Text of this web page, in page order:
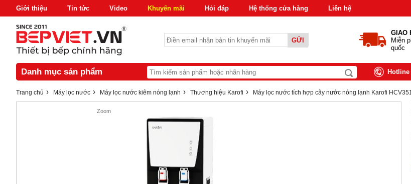
Giới thiệu Tin tức Video Khuyến mãi Hỏi đáp Hệ thống cửa hàng Liên hệ
GỬI
GIAO
Miễn
quốc
Danh mục sản phẩm
Trang chủ › Máy lọc nước › Máy lọc nước kiêm nóng lạnh › Thương hiệu Karofi › Máy lọc nước tích hợp cây nước nóng lạnh Karofi
Zoom